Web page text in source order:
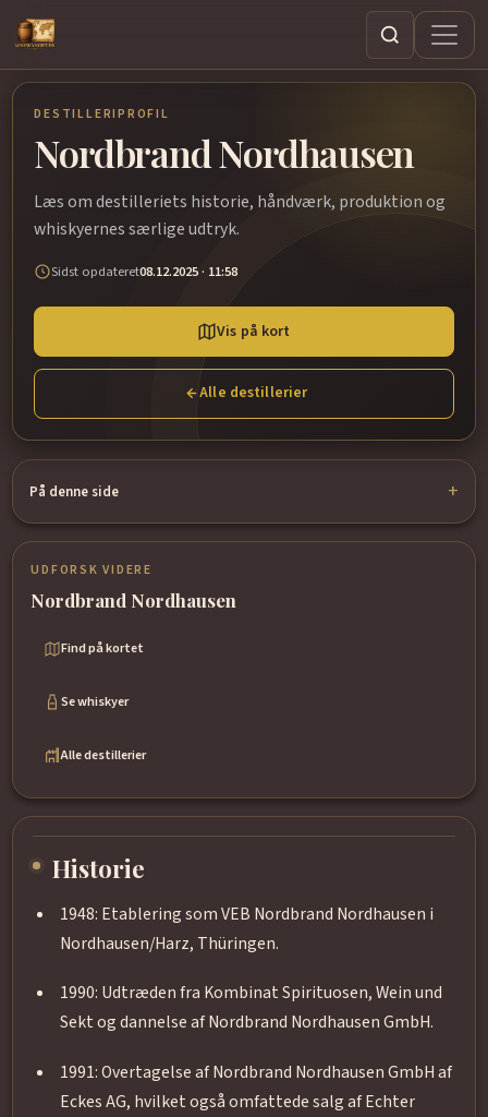
Søg
DESTILLERIPROFIL
Nordbrand Nordhausen
Læs om destilleriets historie, håndværk, produktion og
whiskyernes særlige udtryk.
Sidst opdateret08.12.2025 · 11:58
Vis på kort
Alle destillerier
På denne side
UDFORSK VIDERE
Nordbrand Nordhausen
Find på kortet
Se whiskyer
Alle destillerier
Historie
1948: Etablering som VEB Nordbrand Nordhausen i
Nordhausen/Harz, Thüringen.
1990: Udtræden fra Kombinat Spirituosen, Wein und
Sekt og dannelse af Nordbrand Nordhausen GmbH.
1991: Overtagelse af Nordbrand Nordhausen GmbH af
Eckes AG, hvilket også omfattede salg af Echter